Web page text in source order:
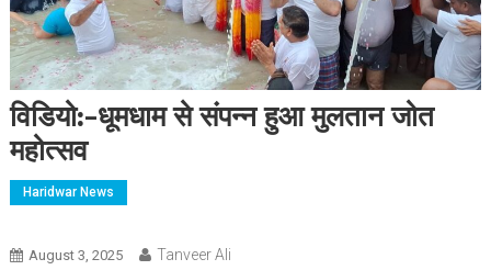
विडियो:-धूमधाम से संपन्न हुआ मुलतान जोत
महोत्सव
Haridwar News
August 3, 2025 Tanveer Ali